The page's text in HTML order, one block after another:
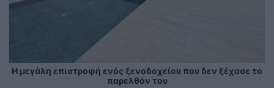
Η μεγάλη επιστροφή ενός ξενοδοχείου που δεν ξέχασε το
παρελθόν του